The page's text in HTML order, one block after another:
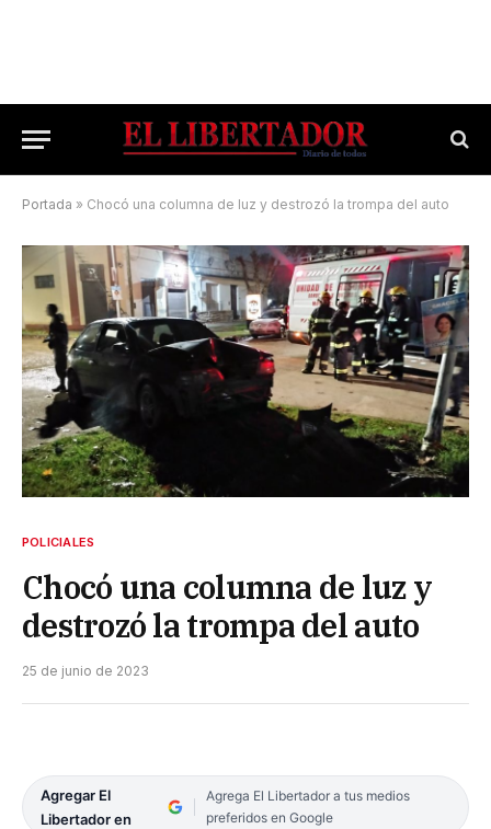
Portada » Chocó una columna de luz y destrozó la trompa del auto
POLICIALES
Chocó una columna de luz y
destrozó la trompa del auto
25 de junio de 2023
Agregar El
Libertador en
Agrega El Libertador a tus medios
preferidos en Google